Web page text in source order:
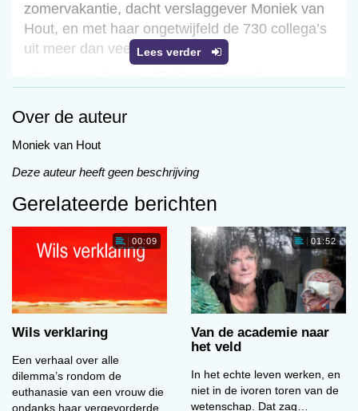
Lees verder
zomervakantie, dacht verslaggever Moniek van
Hout, en met haar ongetwijfeld de 730 collega’s
uit meer dan veertig landen.
and Treatment’ – mocht dan weinig gericht zijn,
het nodigde wel uit tot inbreng vanuit alle
keynote-lezingen kwamen onderwerpen aan bod
die nu flink in de (publieke) belangstelling staan,
frontaalkwab (en verstoringen ervan, zoals
frontotemporale dementie), en het puberbrein. In
de symposia werden klinische onderwerpen
verder uitgediept. Ook was er aandacht voor
testnormering, ontwikkelingsprocessen en -
stoornissen, en neurorevalidatie.
Het recenseren van zo’n meerdaags congres is
misschien wel net zo lastig als het bespreken
van een omvangrijk handboek: waar begin je,
Over de auteur
Moniek van Hout
Deze auteur heeft geen beschrijving
Gerelateerde berichten
00:09
Wils verklaring
Een verhaal over alle
dilemma’s rondom de
euthanasie van een vrouw die
ondanks haar vergevorderde
01:52
Van de academie naar
het veld
In het echte leven werken, en
niet in de ivoren toren van de
wetenschap. Dat zag…